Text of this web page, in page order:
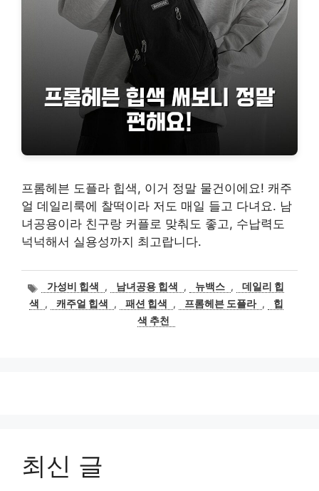
프롬헤븐 도플라 힙색, 이거 정말 물건이에요! 캐주
얼 데일리룩에 찰떡이라 저도 매일 들고 다녀요. 남
녀공용이라 친구랑 커플로 맞춰도 좋고, 수납력도
넉넉해서 실용성까지 최고랍니다.
태가성비 힙색 , 남녀공용 힙색 , 뉴백스 ,
데일리 힙
색
, 캐주얼 힙색 , 패션 힙색 , 프롬헤븐 도플라 ,
힙
색 추천
최신 글